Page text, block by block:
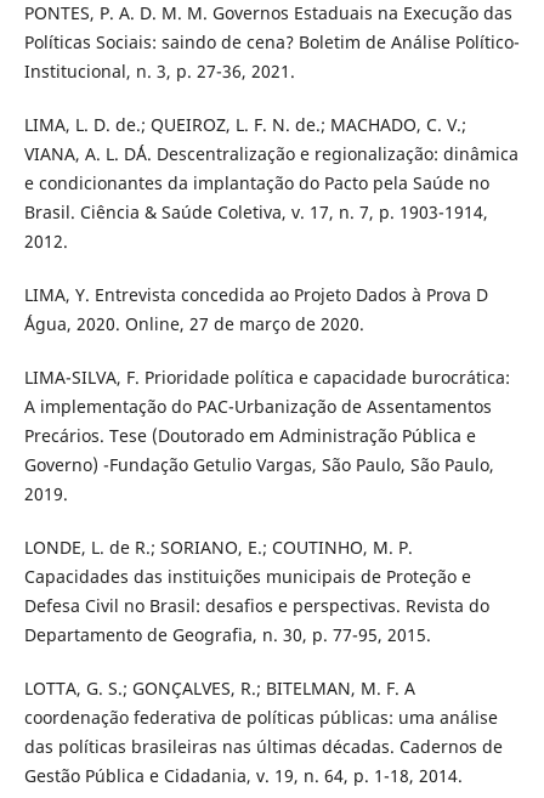
PONTES, P. A. D. M. M. Governos Estaduais na Execução das
Políticas Sociais: saindo de cena? Boletim de Análise Político-
Institucional, n. 3, p. 27-36, 2021.
LIMA, L. D. de.; QUEIROZ, L. F. N. de.; MACHADO, C. V.;
VIANA, A. L. D´Á. Descentralização e regionalização: dinâmica
e condicionantes da implantação do Pacto pela Saúde no
Brasil. Ciência & Saúde Coletiva, v. 17, n. 7, p. 1903-1914,
2012.
LIMA, Y. Entrevista concedida ao Projeto Dados à Prova D
´Água, 2020. Online, 27 de março de 2020.
LIMA-SILVA, F. Prioridade política e capacidade burocrática:
A implementação do PAC-Urbanização de Assentamentos
Precários. Tese (Doutorado em Administração Pública e
Governo) -Fundação Getulio Vargas, São Paulo, São Paulo,
2019.
LONDE, L. de R.; SORIANO, E.; COUTINHO, M. P.
Capacidades das instituições municipais de Proteção e
Defesa Civil no Brasil: desafios e perspectivas. Revista do
Departamento de Geografia, n. 30, p. 77-95, 2015.
LOTTA, G. S.; GONÇALVES, R.; BITELMAN, M. F. A
coordenação federativa de políticas públicas: uma análise
das políticas brasileiras nas últimas décadas. Cadernos de
Gestão Pública e Cidadania, v. 19, n. 64, p. 1-18, 2014.